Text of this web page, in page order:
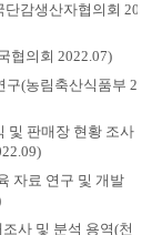
감생산자협의회 20
협의회 2022.07)
구(농림축산식품부 2
및 판매장 현황 조사
자료 연구 및 개발
사 및 분석 용역(천